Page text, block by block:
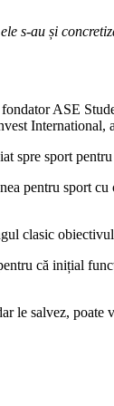
s-au și
ASE
International,
spre sport
pentru sport
clasic
că inițial
le salvez, poate